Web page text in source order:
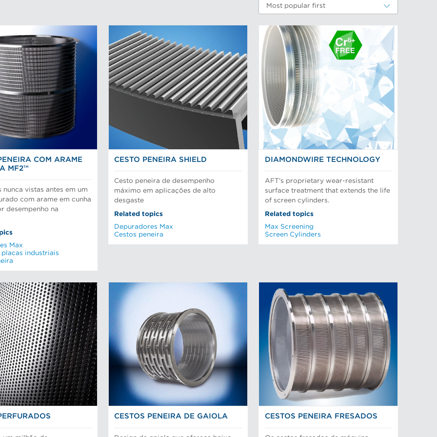
Most popular first
COM ARAME
MF2™
nunca vistas antes em um
com arame em cunha
desempenho na
Max
industriais
CESTO PENEIRA SHIELD
Cesto peneira de desempenho
máximo em aplicações de alto
desgaste
Related topics
Depuradores Max
Cestos peneira
DIAMONDWIRE TECHNOLOGY
AFT's proprietary wear-resistant
surface treatment that extends the life
of screen cylinders.
Related topics
Max Screening
Screen Cylinders
CESTOS PENEIRA DE GAIOLA CESTOS PENEIRA FRESADOS